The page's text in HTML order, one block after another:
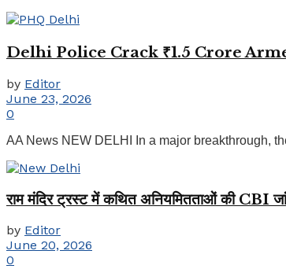
Delhi Police Crack ₹1.5 Crore
by Editor
June 23, 2026
0
AA News NEW DELHI In a major breakthrough,
राम मंदिर ट्रस्ट में कथित अनियमितताओं की CBI
by Editor
June 20, 2026
0